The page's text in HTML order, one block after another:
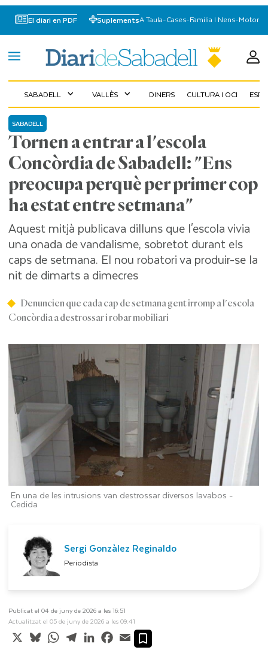
El diari en PDF SuplementsA Taula-Cases-Familia I Nens-Motor
SABADELL expand_more VALLÈS expand_more DINERS CULTURA I OCI
Tornen a entrar a l'escola
Concòrdia de Sabadell: "Ens
preocupa perquè per primer cop
ha estat entre setmana"
SABADELL
Aquest mitjà publicava dilluns que l'escola vivia
una onada de vandalisme, sobretot durant els
caps de setmana. El nou robatori va produir-se la
nit de dimarts a dimecres
Denuncien que cada cap de setmana gent irromp a l'escola
Concòrdia a destrossar i robar mobiliari
En una de les intrusions van destrossar diversos lavabos -
Cedida
Sergi Gonzàlez Reginaldo
Periodista
Publicat el 04 de juny de 2026 a les 16:51
Actualitzat el 05 de juny de 2026 a les 09:41
X BlueskyWhatsApp
TelegramLinkedInFacebook
Email